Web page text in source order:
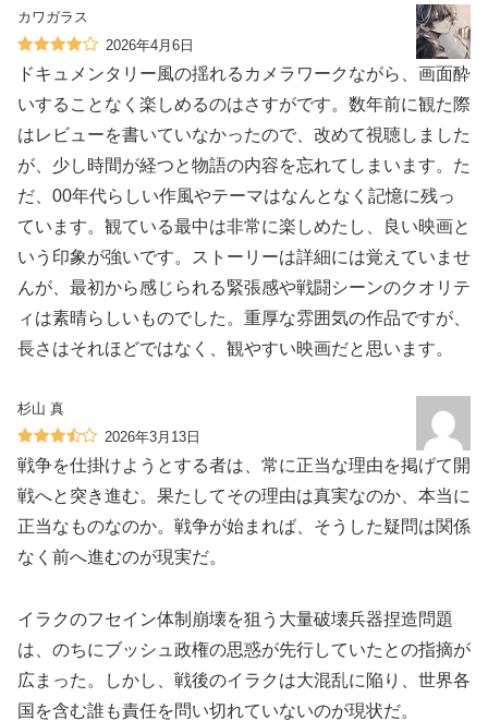
カワガラス
2026年4月6日
ドキュメンタリー風の揺れるカメラワークながら、画面酔
いすることなく楽しめるのはさすがです。数年前に観た際
はレビューを書いていなかったので、改めて視聴しました
が、少し時間が経つと物語の内容を忘れてしまいます。た
だ、00年代らしい作風やテーマはなんとなく記憶に残っ
ています。観ている最中は非常に楽しめたし、良い映画と
いう印象が強いです。ストーリーは詳細には覚えていませ
んが、最初から感じられる緊張感や戦闘シーンのクオリテ
ィは素晴らしいものでした。重厚な雰囲気の作品ですが、
長さはそれほどではなく、観やすい映画だと思います。
杉山 真
2026年3月13日
戦争を仕掛けようとする者は、常に正当な理由を掲げて開
戦へと突き進む。果たしてその理由は真実なのか、本当に
正当なものなのか。戦争が始まれば、そうした疑問は関係
なく前へ進むのが現実だ。
イラクのフセイン体制崩壊を狙う大量破壊兵器捏造問題
は、のちにブッシュ政権の思惑が先行していたとの指摘が
広まった。しかし、戦後のイラクは大混乱に陥り、世界各
国を含む誰も責任を問い切れていないのが現状だ。